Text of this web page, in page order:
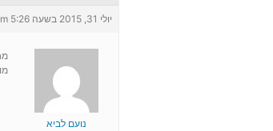
יולי 31, 2015 בשעה 5:26 pm
נועם לביא